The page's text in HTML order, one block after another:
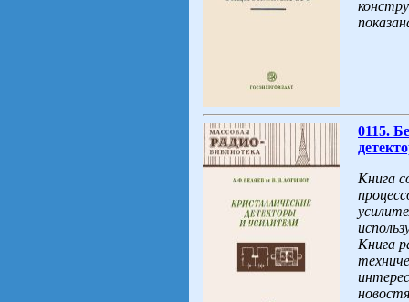
0115.
Книга
Книга